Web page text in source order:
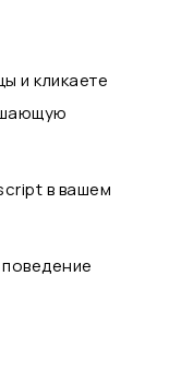
и кликаете
в вашем